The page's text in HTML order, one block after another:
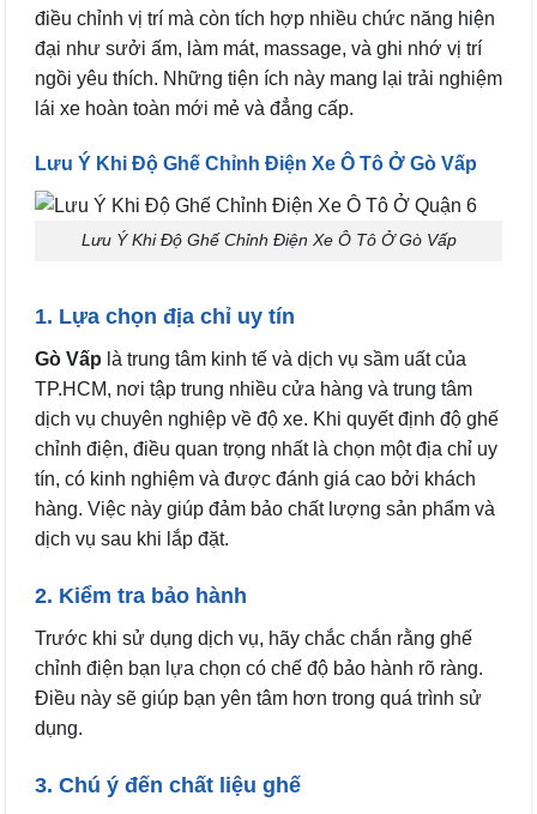
điều chỉnh vị trí mà còn tích hợp nhiều chức năng hiện
đại như sưởi ấm, làm mát, massage, và ghi nhớ vị trí
ngồi yêu thích. Những tiện ích này mang lại trải nghiệm
lái xe hoàn toàn mới mẻ và đẳng cấp.
Lưu Ý Khi Độ Ghế Chỉnh Điện Xe Ô Tô Ở Gò Vấp
Lưu Ý Khi Độ Ghế Chỉnh Điện Xe Ô Tô Ở Gò Vấp
1. Lựa chọn địa chỉ uy tín
Gò Vấp là trung tâm kinh tế và dịch vụ sầm uất của
TP.HCM, nơi tập trung nhiều cửa hàng và trung tâm
dịch vụ chuyên nghiệp về độ xe. Khi quyết định độ ghế
chỉnh điện, điều quan trọng nhất là chọn một địa chỉ uy
tín, có kinh nghiệm và được đánh giá cao bởi khách
hàng. Việc này giúp đảm bảo chất lượng sản phẩm và
dịch vụ sau khi lắp đặt.
2. Kiểm tra bảo hành
Trước khi sử dụng dịch vụ, hãy chắc chắn rằng ghế
chỉnh điện bạn lựa chọn có chế độ bảo hành rõ ràng.
Điều này sẽ giúp bạn yên tâm hơn trong quá trình sử
dụng.
3. Chú ý đến chất liệu ghế